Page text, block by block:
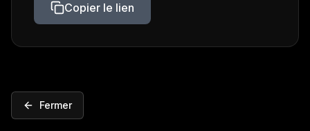
Copier le lien
Fermer